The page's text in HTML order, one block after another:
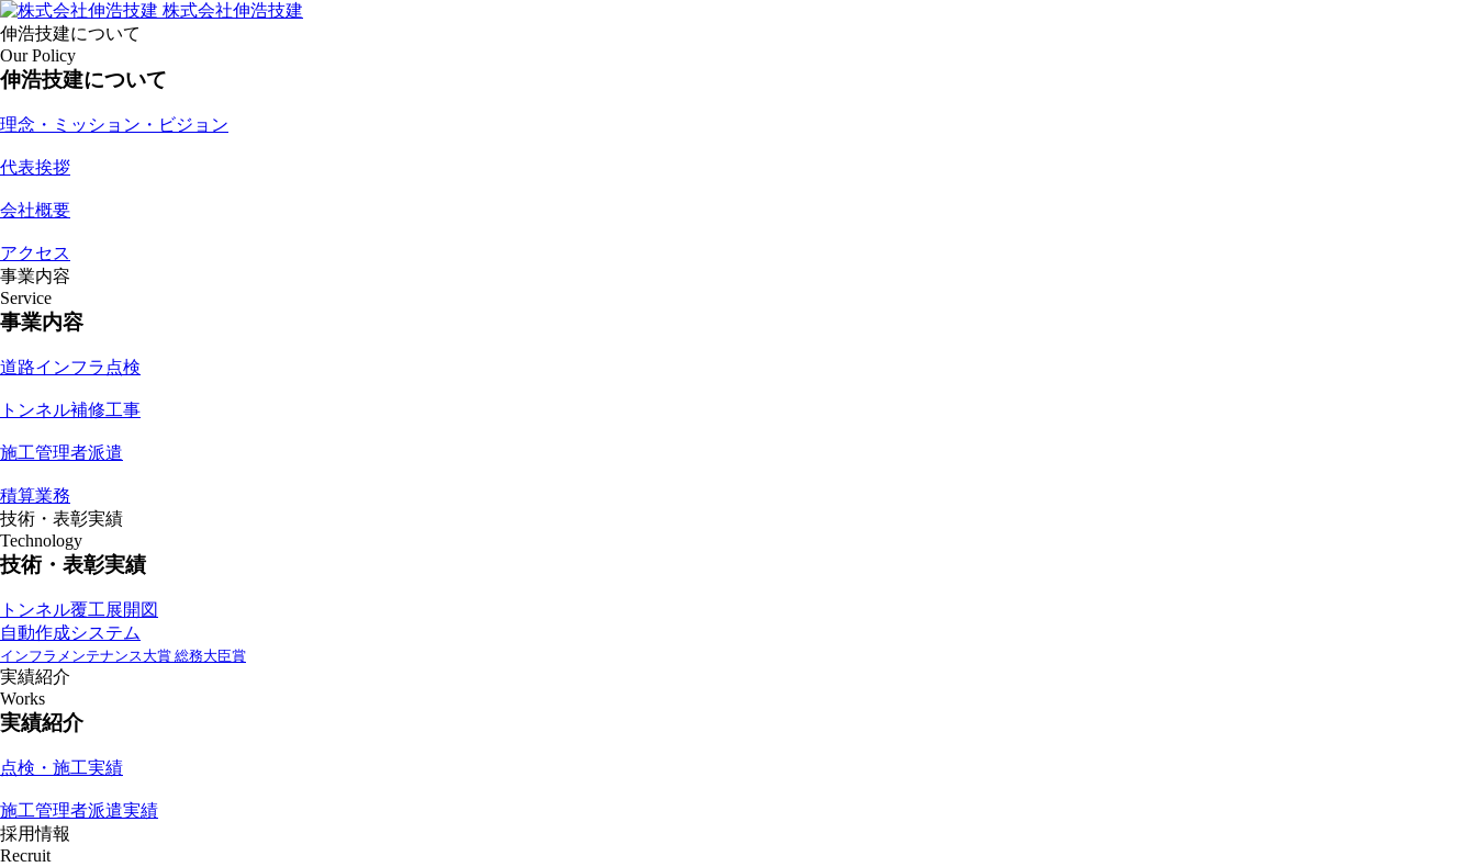
株式会社伸浩技建
伸浩技建について
Our Policy
伸浩技建について
理念・ミッション・ビジョン
代表挨拶
会社概要
アクセス
事業内容
Service
事業内容
道路インフラ点検
トンネル補修工事
施工管理者派遣
積算業務
技術・表彰実績
Technology
技術・表彰実績
トンネル覆工展開図
自動作成システム
インフラメンテナンス大賞 総務大臣賞
実績紹介
Works
実績紹介
点検・施工実績
施工管理者派遣実績
採用情報
Recruit